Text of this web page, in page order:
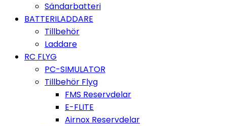
Sändarbatteri
BATTERILADDARE
Tillbehör
Laddare
RC FLYG
PC-SIMULATOR
Tillbehör Flyg
FMS Reservdelar
E-FLITE
Airnox Reservdelar